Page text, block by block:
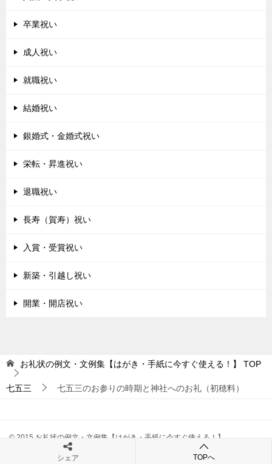
卒業祝い
成人祝い
就職祝い
結婚祝い
銀婚式・金婚式祝い
栄転・昇進祝い
退職祝い
長寿（賀寿）祝い
入賞・受賞祝い
新築・引越し祝い
開業・開店祝い
お礼状の例文・文例集【はがき・手紙に今すぐ使える！】 TOP
七五三 七五三のお参りの時期と神社へのお礼（初穂料）
© 2015 お礼状の例文・文例集【はがき・手紙に今すぐ使える！】
シェア TOPへ